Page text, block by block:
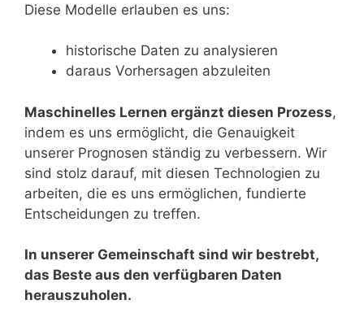
Diese Modelle erlauben es uns:
historische Daten zu analysieren
daraus Vorhersagen abzuleiten
Maschinelles Lernen ergänzt diesen Prozess,
indem es uns ermöglicht, die Genauigkeit
unserer Prognosen ständig zu verbessern. Wir
sind stolz darauf, mit diesen Technologien zu
arbeiten, die es uns ermöglichen, fundierte
Entscheidungen zu treffen.
In unserer Gemeinschaft sind wir bestrebt,
das Beste aus den verfügbaren Daten
herauszuholen.